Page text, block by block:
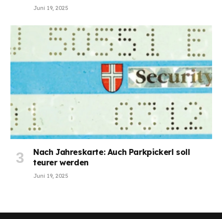
Juni 19, 2025
Nach Jahreskarte: Auch Parkpickerl soll
teurer werden
Juni 19, 2025